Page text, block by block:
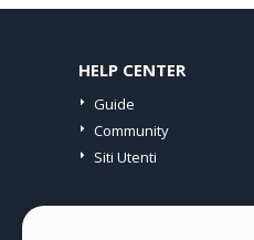
HELP CENTER
Guide
Community
Siti Utenti